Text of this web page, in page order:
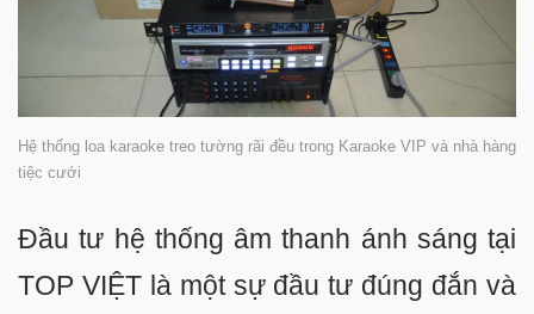
Hệ thống loa karaoke treo tường rãi đều trong Karaoke VIP và nhà hàng
tiệc cưới
Đầu tư hệ thống âm thanh ánh sáng tại
TOP VIỆT là một sự đầu tư đúng đắn và